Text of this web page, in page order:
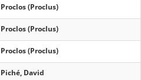
Proclos (Proclus)
Proclos (Proclus)
Proclos (Proclus)
Piché, David